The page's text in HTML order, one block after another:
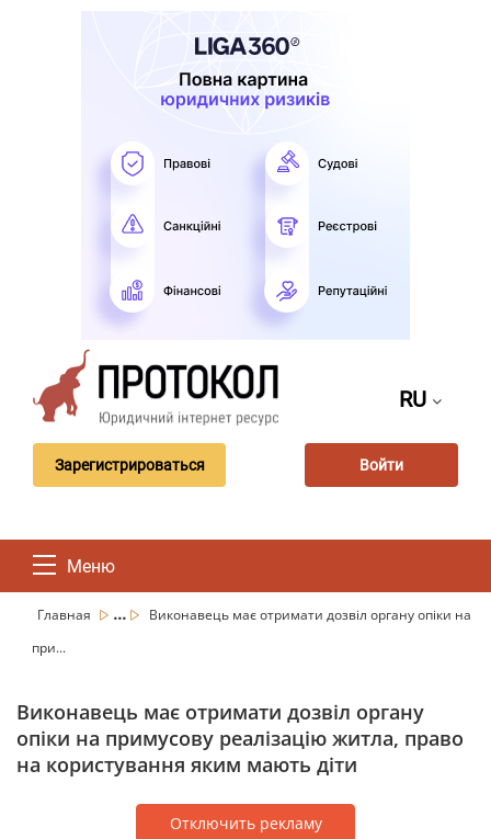
RU
Зарегистрироваться Войти
Меню
Главная ...
Виконавець має отримати дозвіл органу опіки на
при...
Виконавець має отримати дозвіл органу
опіки на примусову реалізацію житла, право
на користування яким мають діти
Отключить рекламу